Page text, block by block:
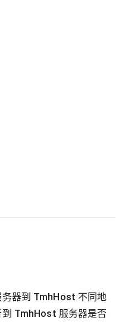
器到 TmhHost 不同地
TmhHost 服务器是否